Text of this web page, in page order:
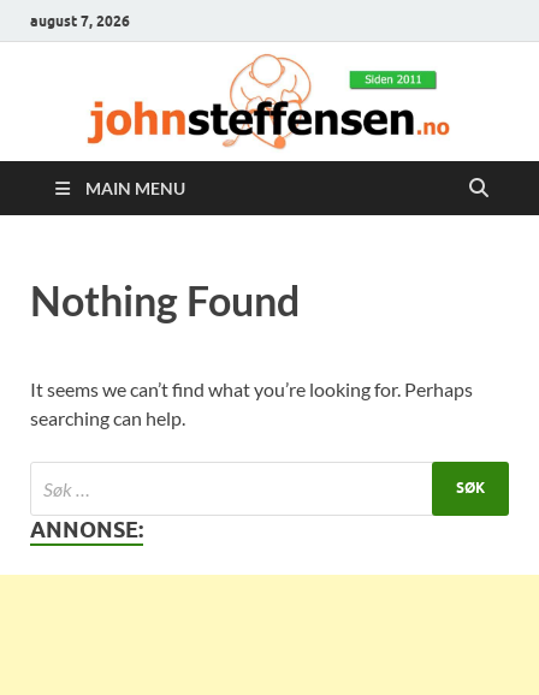
august 7, 2026
MAIN MENU
Nothing Found
It seems we can’t find what you’re looking for. Perhaps
searching can help.
ANNONSE: